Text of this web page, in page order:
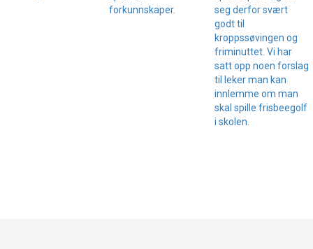
forkunnskaper.
seg derfor svært
godt til
kroppssøvingen og
friminuttet. Vi har
satt opp noen forslag
til leker man kan
innlemme om man
skal spille frisbeegolf
i skolen.